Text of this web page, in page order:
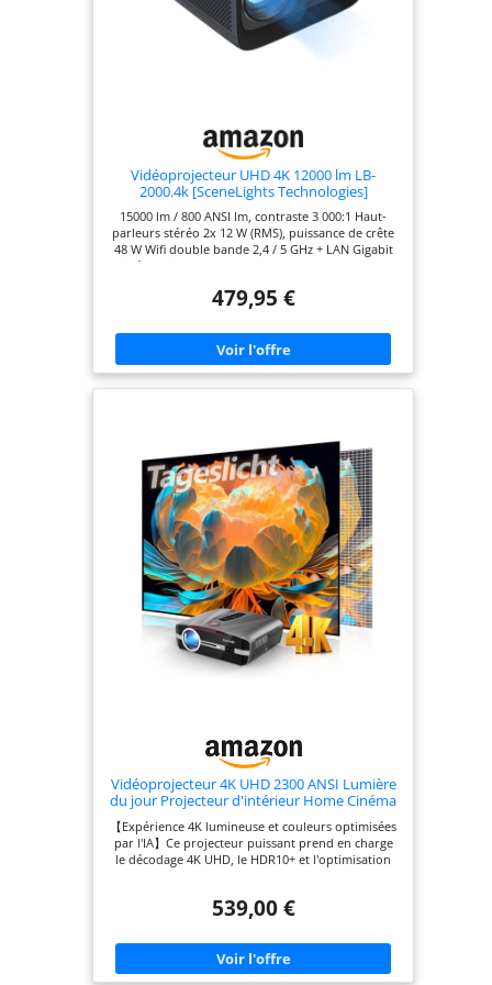
Vidéoprojecteur UHD 4K 12000 lm LB-
2000.4k [SceneLights Technologies]
15000 lm / 800 ANSI lm, contraste 3 000:1 Haut-
parleurs stéréo 2x 12 W (RMS), puissance de crête
48 W Wifi double bande 2,4 / 5 GHz + LAN Gigabit
Vidéoprojecteur UHD 4K 12000 lm de la marque
économique
479,95 €
Vidéoprojecteur 4K UHD 2300 ANSI Lumière
du jour Projecteur d'intérieur Home Cinéma
HDR10 WiFi6 Bluetooth NFC Smart Android
Projecteurs Mise au point
automatique/correction trapézoïdale HDMI
ARC USB
【Expérience 4K lumineuse et couleurs optimisées
par l'IA】Ce projecteur puissant prend en charge
le décodage 4K UHD, le HDR10+ et l'optimisation
P3, des images réalistes et vivantes avec une haute
luminosité de 2300 lumens ANSI, il offre des
projections claires et nettes, même en plein jour –
idéal pour les films, les jeux et le streaming en
539,00 €